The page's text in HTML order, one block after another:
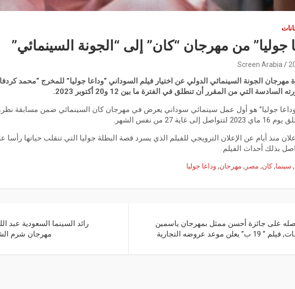
جوليا” من مهرجان “كان” إلى “الجونة السينمائي”
Screen Arabia
مهرجان الجونة السينمائي الدولي عن اختيار فيلم السوداني “وداعا جوليا” للمخرج “محمد
السادسة التي من المقرر أن تنطلق في الفترة ما بين 12 و20 أكتوبر 2023.
غاية 27 من نفس الشهر.
منذ أيام عن الإعلان الترويجي للفيلم الذي يسرد قصة البطلة جوليا التي تنقلب حياتها
بذلك أحداث الفيلم.
, سينما,كان, مصر , مهرجان, وداعا جوليا
على جائزة أحسن ممثل بمهرجان ياسمين
ب” يعلن موعد عروضه التجارية
رائد السينما السعودية عبد
مهرجان شرم